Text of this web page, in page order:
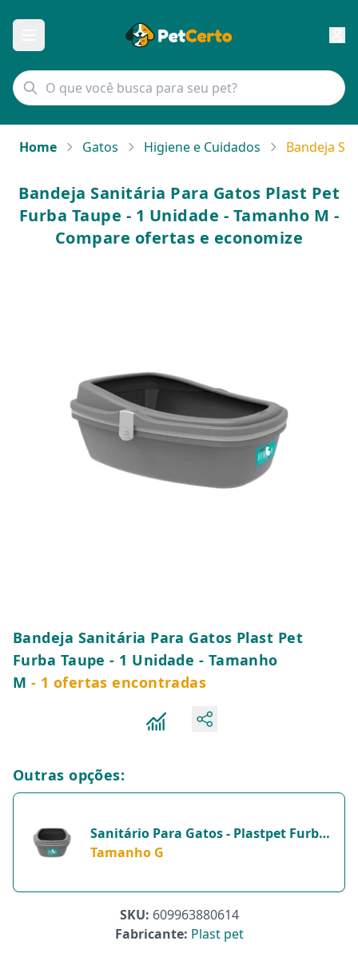
Home Gatos Higiene e Cuidados Bandeja
Bandeja Sanitária Para Gatos Plast Pet
Furba Taupe - 1 Unidade - Tamanho M -
Compare ofertas e economize
Bandeja Sanitária Para Gatos Plast Pet
Furba Taupe - 1 Unidade - Tamanho
M - 1 ofertas encontradas
Outras opções:
Sanitário Para Gatos - Plastpet Furba
Taupe G - 1 Unidade - Tamanho G
Tamanho G
SKU: 609963880614
Fabricante: Plast pet